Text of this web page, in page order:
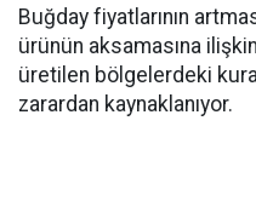
Buğday fiyatlarının
ürünün aksamasına
üretilen bölgelerdeki
zarardan kaynaklanıyor.